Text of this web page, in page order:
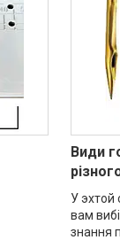
Види
У эхтой
вам
знання